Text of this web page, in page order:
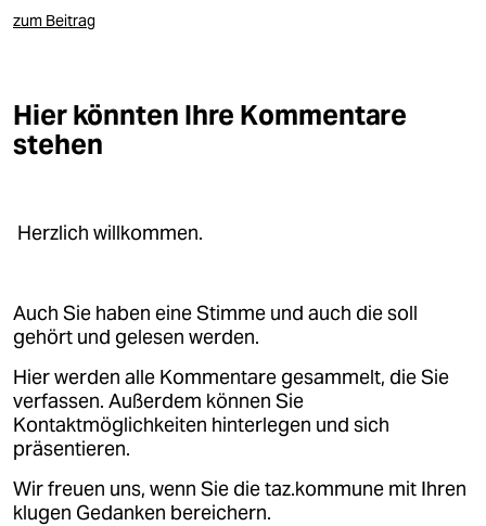
zum Beitrag
Hier könnten Ihre Kommentare
stehen
Herzlich willkommen.
Auch Sie haben eine Stimme und auch die soll
gehört und gelesen werden.
Hier werden alle Kommentare gesammelt, die Sie
verfassen. Außerdem können Sie
Kontaktmöglichkeiten hinterlegen und sich
präsentieren.
Wir freuen uns, wenn Sie die taz.kommune mit Ihren
klugen Gedanken bereichern.